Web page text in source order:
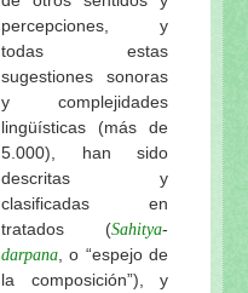
percepciones, y
todas estas
sugestiones sonoras
y complejidades
lingüísticas (más de
5.000), han sido
descritas y
clasificadas en
tratados (Sahitya-
darpana , o “espejo de
la composición”), y